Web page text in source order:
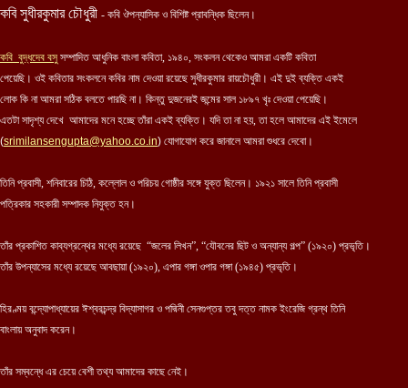
কবি সুধীরকুমার চৌধুরী - কবি ঔপন্যাসিক ও বিশিষ্ট প্রাবন্ধিক ছিলেন।
কবি বুদ্ধদেব বসু সম্পাদিত আধুনিক বাংলা কবিতা, ১৯৪০, সংকলন থেকেও আমরা একটি কবিতা
পেয়েছি। ওই কবিতার সংকলনে কবির নাম দেওয়া রয়েছে সুধীরকুমার রায়চৌধুরী। এই দুই ব্যক্তি একই
লোক কি না আমরা সঠিক বলতে পারছি না। কিন্তু দুজনেরই জন্মের সাল ১৮৯৭ খৃঃ দেওয়া পেয়েছি।
এতটা সাদৃশ্য দেখে আমাদের মনে হচ্ছে তাঁরাএকই ব্যক্তি। যদি তা না হয়, তা হলে আমাদের এই ইমেলে
(srimilansengupta@yahoo.co.in) যোগাযোগ করে জানালে আমরা শুধরে দেবো।
তিনি প্রবাসী, শনিবারের চিঠি, কল্লোল ও পরিচয় গোষ্ঠীর সঙ্গে যুক্ত ছিলেন। ১৯২১ সালে তিনি প্রবাসী
পত্রিকার সহকারী সম্পাদক নিযুক্ত হন।
তাঁর প্রকাশিত কাব্যগ্রন্থের মধ্যে রয়েছে “জলের লিখন”, “যৌবনের ছিট ও অন্যান্য গল্প” (১৯২০) প্রভৃতি।
তাঁর উপন্যাসের মধ্যে রয়েছে আবছায়া (১৯২০), এপার গঙ্গা ওপার গঙ্গা (১৯৪৫) প্রভৃতি।
হিরণ্ময় বন্দ্যোপাধ্যায়ের ঈশ্বরচন্দ্র বিদ্যাসাগর ও পদ্মিনী সেনগুপ্তর তবু দত্ত নামক ইংরেজি গ্রন্থ তিনি
বাংলায় অনুবাদ করেন।
তাঁর সম্বন্ধে এর চেয়ে বেশী তথ্য আমাদের কাছে নেই।